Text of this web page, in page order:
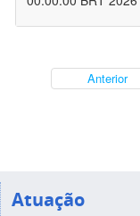
Anterior
Atuação